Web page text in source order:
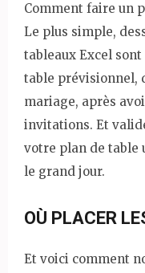
Comment faire un
Le plus simple,
tableaux Excel
table prévisionnel,
mariage, après
invitations. Et
votre plan de table
le grand jour.
OÙ PLACER
Et voici comment